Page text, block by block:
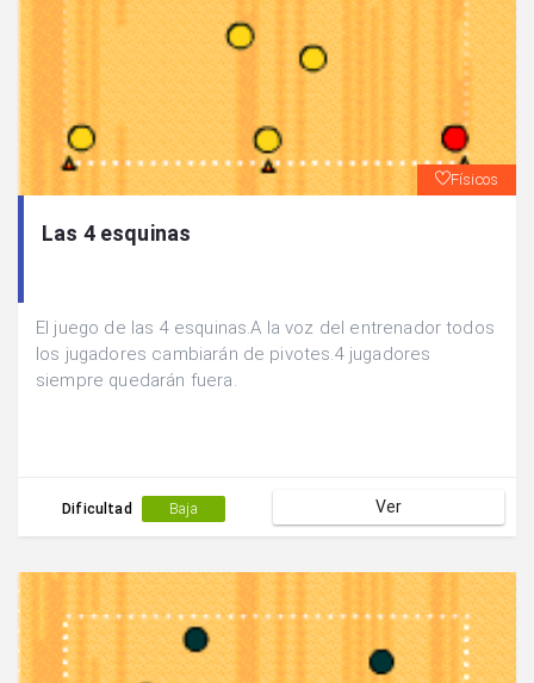
Físicos
Las 4 esquinas
El juego de las 4 esquinas.A la voz del entrenador todos
los jugadores cambiarán de pivotes.4 jugadores
siempre quedarán fuera.
Dificultad Baja Ver